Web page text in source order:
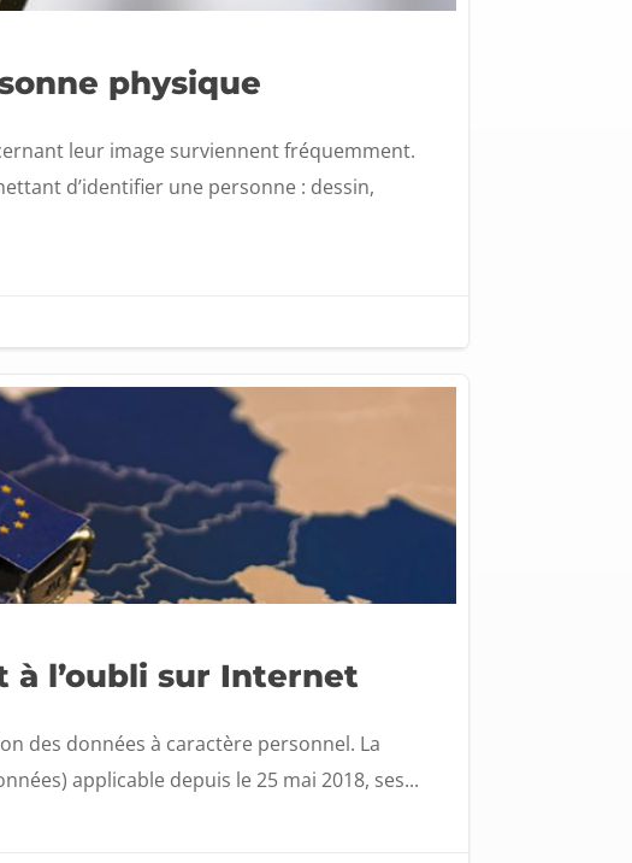
physique
leur image surviennent fréquemment.
d’identifier une personne : dessin,
à l’oubli sur Internet
des données à caractère personnel. La
applicable depuis le 25 mai 2018, ses...